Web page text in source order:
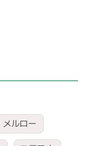
メルロー